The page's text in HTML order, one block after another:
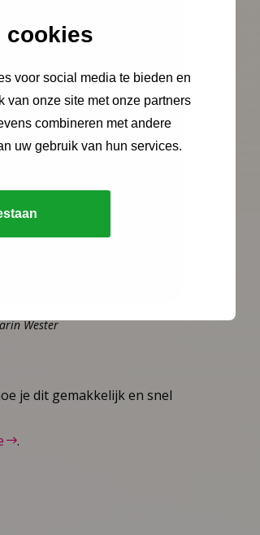
cookies
voor social media te bieden en
van onze site met onze partners
combineren met andere
uw gebruik van hun services.
Wester
je dit gemakkelijk en snel
.